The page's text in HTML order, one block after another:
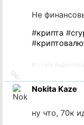
Не
#крипта #
#
на
источник
Nokita Kaze
ну что, 70к